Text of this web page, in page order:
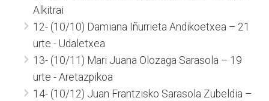
Alkitrai
12- (10/10) Damiana Iñurrieta Andikoetxea – 21
urte - Udaletxea
13- (10/11) Mari Juana Olozaga Sarasola – 19
urte - Aretazpikoa
14- (10/12) Juan Frantzisko Sarasola Zubeldia –